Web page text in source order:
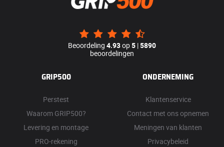
Beoordeling 4.93op5 |5890
beoordelingen
GRIP500
Perstest
Waarom GRIP500?
Levering en montage
PRO-rekening
ONDERNEMING
Klantenservice
Contact met ons opnemen
Meningen van klanten
Privacybeleid